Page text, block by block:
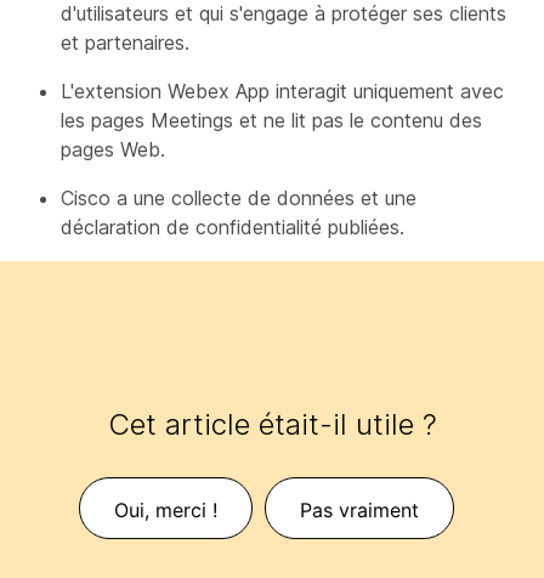
d'utilisateurs et qui s'engage à protéger ses clients
et partenaires.
L'extension Webex App interagit uniquement avec
les pages Meetings et ne lit pas le contenu des
pages Web.
Cisco a une collecte de données et une
déclaration de confidentialité publiées.
Cet article était-il utile ?
Oui, merci ! Pas vraiment